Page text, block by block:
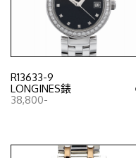
R13633-9
LONGINES錶
38,800-